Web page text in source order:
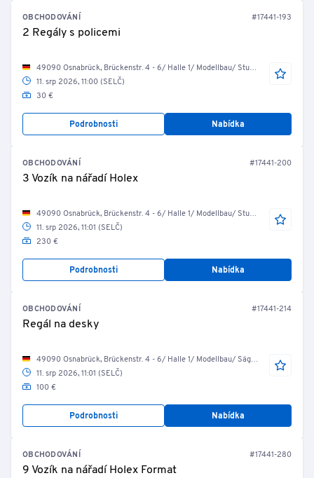
OBCHODOVÁNÍ #17441-193
2 Regály s policemi
49090 Osnabrück, Brückenstr. 4 - 6/ Halle 1/ Modellbau/ Studio 4
11. srp 2026, 11:00 (SELČ)
30 €
Podrobnosti Nabídka
OBCHODOVÁNÍ #17441-200
3 Vozík na nářadí Holex
49090 Osnabrück, Brückenstr. 4 - 6/ Halle 1/ Modellbau/ Studio 5
11. srp 2026, 11:01 (SELČ)
230 €
Podrobnosti Nabídka
OBCHODOVÁNÍ #17441-214
Regál na desky
49090 Osnabrück, Brückenstr. 4 - 6/ Halle 1/ Modellbau/ Sägen, Schleifen, Bohren
11. srp 2026, 11:01 (SELČ)
100 €
Podrobnosti Nabídka
OBCHODOVÁNÍ #17441-280
9 Vozík na nářadí Holex Format